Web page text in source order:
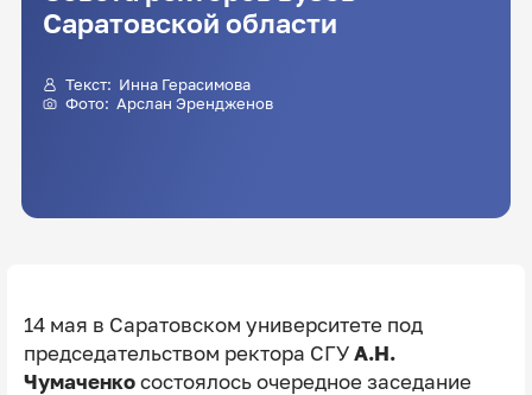
Саратовской области
Текст: Инна Герасимова
Фото: Арслан Эрендженов
14 мая в Саратовском университете под
председательством ректора СГУ А.Н.
Чумаченкосостоялось очередное заседание